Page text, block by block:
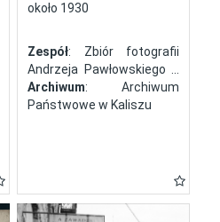
około 1930
Zespół: Zbiór fotografii
Andrzeja Pawłowskiego z
Kalisza
Archiwum: Archiwum
Państwowe w Kaliszu